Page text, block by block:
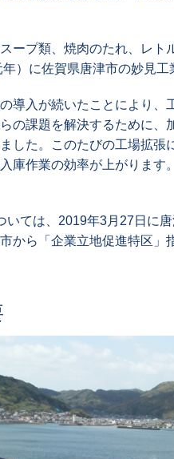
ープ類、焼肉のたれ、レト
）に佐賀県唐津市の妙見工
導入が続いたことにより、
の課題を解決するために、
した。このたびの工場拡張
庫作業の効率が上がります
ては、2019年3月27日に
から「企業立地促進特区」